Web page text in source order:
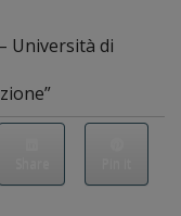
Università di